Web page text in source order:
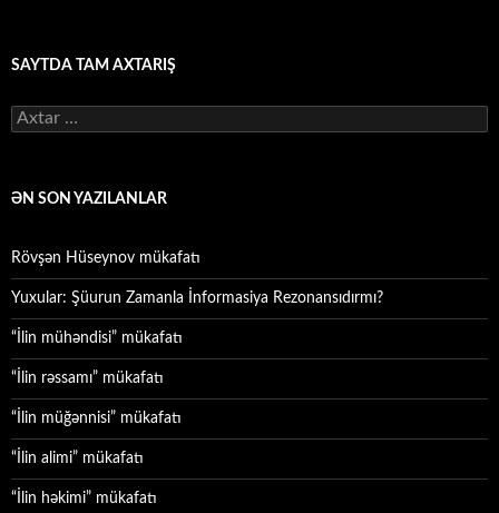
SAYTDA TAM AXTARIŞ
Axtarış:
ƏN SON YAZILANLAR
Rövşən Hüseynov mükafatı
Yuxular: Şüurun Zamanla İnformasiya Rezonansıdırmı?
“İlin mühəndisi” mükafatı
“İlin rəssamı” mükafatı
“İlin müğənnisi” mükafatı
“İlin alimi” mükafatı
“İlin həkimi” mükafatı